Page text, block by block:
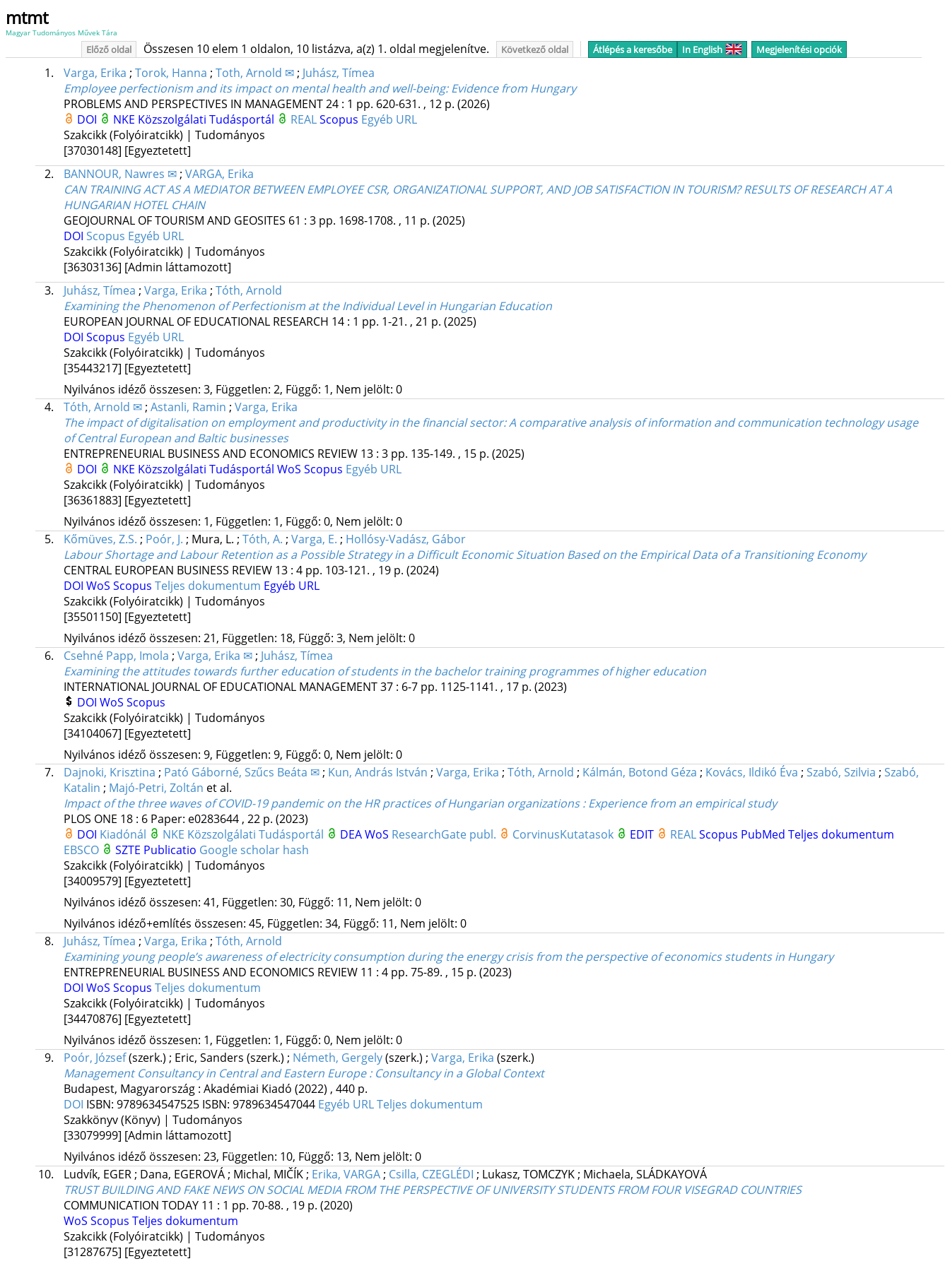
mtmt
Magyar Tudományos Művek Tára
Előző oldal Összesen 10 elem 1 oldalon, 10 listázva, a(z) 1. oldal megjelenítve. Következő oldal Átlépés a keresőbe In English Megjelenítési opciók
1. Varga, Erika ; Torok, Hanna ; Toth, Arnold ✉; Juhász, Tímea
Employee perfectionism and its impact on mental health and well-being: Evidence from Hungary
PROBLEMS AND PERSPECTIVES IN MANAGEMENT24: 1 pp. 620-631. , 12 p. (2026)
DOI
NKE Közszolgálati Tudásportál REALScopus Egyéb URL
Szakcikk (Folyóiratcikk) | Tudományos
[37030148] [Egyeztetett]
2.
BANNOUR, Nawres ✉; VARGA, Erika
CAN TRAINING ACT AS A MEDIATOR BETWEEN EMPLOYEE CSR, ORGANIZATIONAL SUPPORT, AND JOB SATISFACTION IN TOURISM? RESULTS OF RESEARCH AT A
HUNGARIAN HOTEL CHAIN
GEOJOURNAL OF TOURISM AND GEOSITES 61 : 3 pp. 1698-1708. , 11 p. (2025)
DOI Scopus Egyéb URL
Szakcikk (Folyóiratcikk) | Tudományos
[36303136] [Admin láttamozott]
3.
Juhász, Tímea ; Varga, Erika ; Tóth, Arnold
Examining the Phenomenon of Perfectionism at the Individual Level in Hungarian Education
EUROPEAN JOURNAL OF EDUCATIONAL RESEARCH 14: 1 pp. 1-21. , 21 p. (2025)
DOI Scopus Egyéb URL
Szakcikk (Folyóiratcikk) | Tudományos
[35443217] [Egyeztetett]
Nyilvános idéző összesen: 3, Független: 2, Függő: 1, Nem jelölt: 0
4.
Tóth, Arnold ✉; Astanli, Ramin ; Varga, Erika
The impact of digitalisation on employment and productivity in the financial sector: A comparative analysis of information and communication technology usage
of Central European and Baltic businesses
ENTREPRENEURIAL BUSINESS AND ECONOMICS REVIEW 13: 3 pp. 135-149. , 15 p. (2025)
DOI
NKE Közszolgálati Tudásportál WoS Scopus Egyéb URL
Szakcikk (Folyóiratcikk) | Tudományos
[36361883] [Egyeztetett]
Nyilvános idéző összesen: 1, Független: 1, Függő: 0, Nem jelölt: 0
5.
Kőmüves, Z.S. ; Poór, J. ; Mura, L. ; Tóth, A. ; Varga, E. ; Hollósy-Vadász, Gábor
Labour Shortage and Labour Retention as a Possible Strategy in a Difficult Economic Situation Based on the Empirical Data of a Transitioning Economy
CENTRAL EUROPEAN BUSINESS REVIEW 13: 4 pp. 103-121. , 19 p. (2024)
DOI WoS Scopus Teljes dokumentum Egyéb URL
Szakcikk (Folyóiratcikk) | Tudományos
[35501150] [Egyeztetett]
Nyilvános idéző összesen: 21, Független: 18, Függő: 3, Nem jelölt: 0
6.
Csehné Papp, Imola ; Varga, Erika ✉; Juhász, Tímea
Examining the attitudes towards further education of students in the bachelor training programmes of higher education
INTERNATIONAL JOURNAL OF EDUCATIONAL MANAGEMENT37: 6-7 pp. 1125-1141. , 17 p. (2023)
DOI WoS Scopus
Szakcikk (Folyóiratcikk) | Tudományos
[34104067] [Egyeztetett]
Nyilvános idéző összesen: 9, Független: 9, Függő: 0, Nem jelölt: 0
7.
Dajnoki, Krisztina ; Pató Gáborné, Szűcs Beáta ✉; Kun, András István ; Varga, Erika ; Tóth, Arnold ; Kálmán, Botond Géza ; Kovács, Ildikó Éva ; Szabó, Szilvia ; Szabó,
Katalin ; Majó-Petri, Zoltán et al.
Impact of the three waves of COVID-19 pandemic on the HR practices of Hungarian organizations : Experience from an empirical study
PLOS ONE 18: 6 Paper: e0283644 , 22 p. (2023)
DOI Kiadónál NKE Közszolgálati Tudásportál DEAWoS ResearchGate publ. CorvinusKutatasok EDIT REALScopus PubMed Teljes dokumentum
EBSCO
SZTE Publicatio Google scholar hash
Szakcikk (Folyóiratcikk) | Tudományos
[34009579] [Egyeztetett]
Nyilvános idéző összesen: 41, Független: 30, Függő: 11, Nem jelölt: 0
Nyilvános idéző+említés összesen: 45, Független: 34, Függő: 11, Nem jelölt: 0
8.
Juhász, Tímea ; Varga, Erika ; Tóth, Arnold
Examining young people’s awareness of electricity consumption during the energy crisis from the perspective of economics students in Hungary
ENTREPRENEURIAL BUSINESS AND ECONOMICS REVIEW 11 : 4 pp. 75-89. , 15 p. (2023)
DOI WoS Scopus Teljes dokumentum
Szakcikk (Folyóiratcikk) | Tudományos
[34470876] [Egyeztetett]
Nyilvános idéző összesen: 1, Független: 1, Függő: 0, Nem jelölt: 0
9.
Poór, József(szerk.) ; Eric, Sanders (szerk.) ; Németh, Gergely(szerk.) ; Varga, Erika (szerk.)
Management Consultancy in Central and Eastern Europe : Consultancy in a Global Context
Budapest, Magyarország : Akadémiai Kiadó (2022) , 440 p.
DOI ISBN: 9789634547525 ISBN: 9789634547044 Egyéb URLTeljes dokumentum
Szakkönyv (Könyv) | Tudományos
[33079999] [Admin láttamozott]
Nyilvános idéző összesen: 23, Független: 10, Függő: 13, Nem jelölt: 0
10.
Ludvík, EGER; Dana, EGEROVÁ; Michal, MIČÍK; Erika, VARGA; Csilla, CZEGLÉDI ; Lukasz, TOMCZYK; Michaela, SLÁDKAYOVÁ
TRUST BUILDING AND FAKE NEWS ON SOCIAL MEDIA FROM THE PERSPECTIVE OF UNIVERSITY STUDENTS FROM FOUR VISEGRAD COUNTRIES
COMMUNICATION TODAY 11 : 1 pp. 70-88. , 19 p. (2020)
WoS Scopus Teljes dokumentum
Szakcikk (Folyóiratcikk) | Tudományos
[31287675] [Egyeztetett]